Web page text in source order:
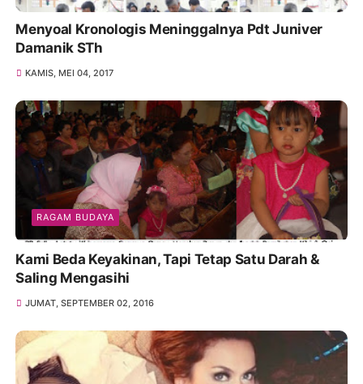
Menyoal Kronologis Meninggalnya Pdt Juniver
Damanik STh
KAMIS, MEI 04, 2017
RAGAM BUDAYA
Kami Beda Keyakinan, Tapi Tetap Satu Darah &
Saling Mengasihi
JUMAT, SEPTEMBER 02, 2016